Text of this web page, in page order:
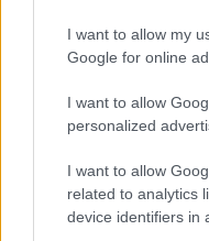
I want to allow my
Google for online
I want to allow
personalized
I want to allow
related to analytics
device identifiers in
sohasem vagy nagyon
?Legutóbb
hangversenyünk,
nyilvános volt. Éppen
ugyanis nem voltunk
rövid idő után egy újabb